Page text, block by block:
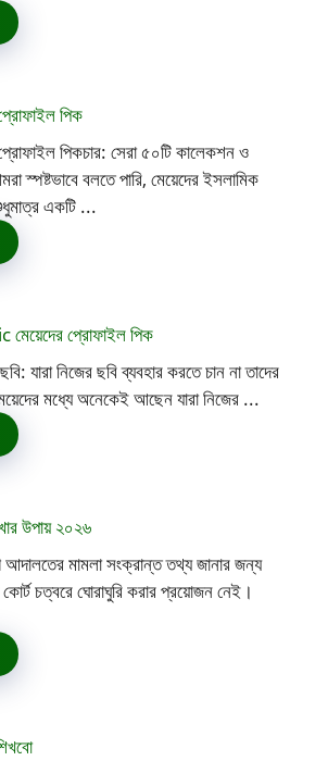
পিক
পিকচার: সেরা ৫০টি কালেকশন ও
স্পষ্টভাবে বলতে পারি, মেয়েদের ইসলামিক
একটি ...
প্রোফাইল পিক
যারা নিজের ছবি ব্যবহার করতে চান না তাদের
মধ্যে অনেকেই আছেন যারা নিজের ...
উপায় ২০২৬
আদালতের মামলা সংক্রান্ত তথ্য জানার জন্য
চত্বরে ঘোরাঘুরি করার প্রয়োজন নেই।